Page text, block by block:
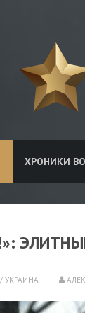
ХРОНИКИ
/ УКРАИНА